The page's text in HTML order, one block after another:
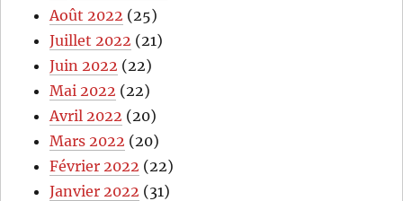
Août 2022 (25)
Juillet 2022 (21)
Juin 2022 (22)
Mai 2022 (22)
Avril 2022 (20)
Mars 2022 (20)
Février 2022 (22)
Janvier 2022 (31)